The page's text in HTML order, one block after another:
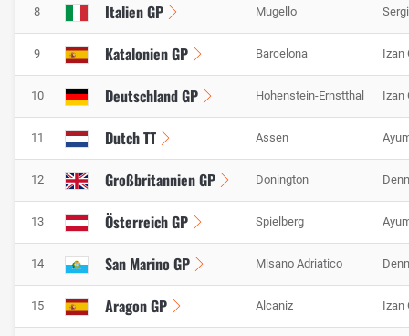
8 Italien GP Mugello
9 Katalonien GP Barcelona Izan
10 Deutschland GP Hohenstein-Ernstthal Izan
11 Dutch TT Assen
12 Großbritannien GP Donington
13 Österreich GP Spielberg
14 San Marino GP Misano Adriatico
15 Aragon GP Alcaniz Izan